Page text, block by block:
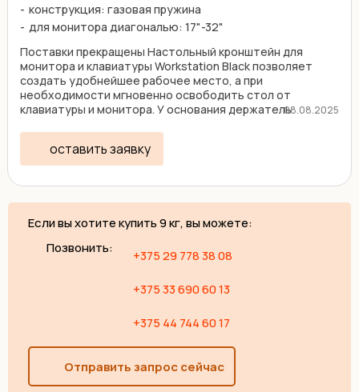
конструкция: газовая пружина
для монитора диагональю: 17"-32"
Поставки прекращены Настольный кронштейн для
монитора и клавиатуры Workstation Black позволяет
создать удобнейшее рабочее место, а при
необходимости мгновенно освободить стол от
клавиатуры и монитора. У основания держатель08.08.2025
оставить заявку
Если вы хотите купить 9 кг, вы можете:
Позвонить:
+375 29 778 38 08
+375 33 690 60 13
+375 44 744 60 17
Отправить запрос сейчас